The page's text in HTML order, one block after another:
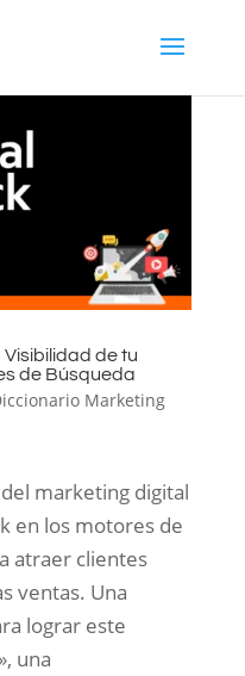
de tu
de Búsqueda
Marketing
marketing digital
en los motores de
atraer clientes
ventas. Una
lograr este
una